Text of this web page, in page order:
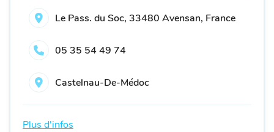
Le Pass. du Soc, 33480 Avensan, France
05 35 54 49 74
Castelnau-De-Médoc
Plus d'infos